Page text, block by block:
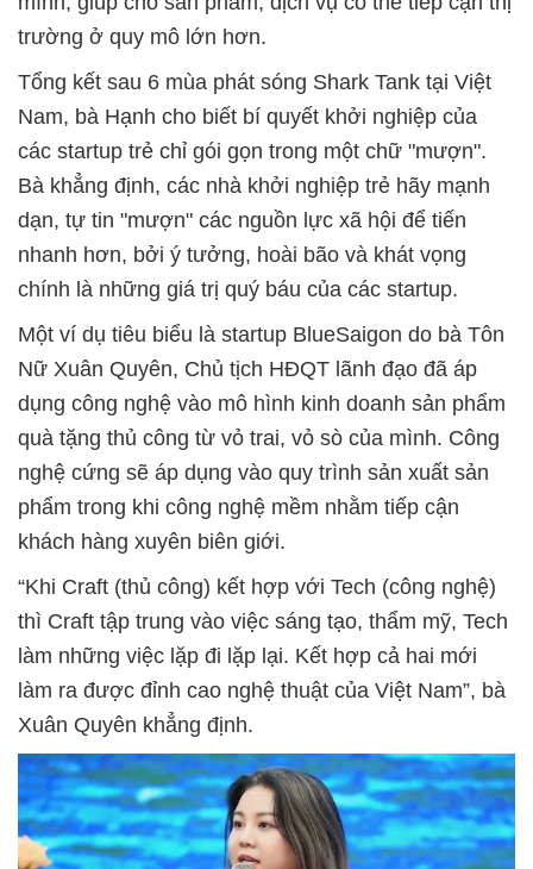
trường ở quy mô lớn hơn.
Tổng kết sau 6 mùa phát sóng Shark Tank tại Việt
Nam, bà Hạnh cho biết bí quyết khởi nghiệp của
các startup trẻ chỉ gói gọn trong một chữ "mượn".
Bà khẳng định, các nhà khởi nghiệp trẻ hãy mạnh
dạn, tự tin "mượn" các nguồn lực xã hội để tiến
nhanh hơn, bởi ý tưởng, hoài bão và khát vọng
chính là những giá trị quý báu của các startup.
Một ví dụ tiêu biểu là startup BlueSaigon do bà Tôn
Nữ Xuân Quyên, Chủ tịch HĐQT lãnh đạo đã áp
dụng công nghệ vào mô hình kinh doanh sản phẩm
quà tặng thủ công từ vỏ trai, vỏ sò của mình. Công
nghệ cứng sẽ áp dụng vào quy trình sản xuất sản
phẩm trong khi công nghệ mềm nhằm tiếp cận
khách hàng xuyên biên giới.
“Khi Craft (thủ công) kết hợp với Tech (công nghệ)
thì Craft tập trung vào việc sáng tạo, thẩm mỹ, Tech
làm những việc lặp đi lặp lại. Kết hợp cả hai mới
làm ra được đỉnh cao nghệ thuật của Việt Nam”, bà
Xuân Quyên khẳng định.